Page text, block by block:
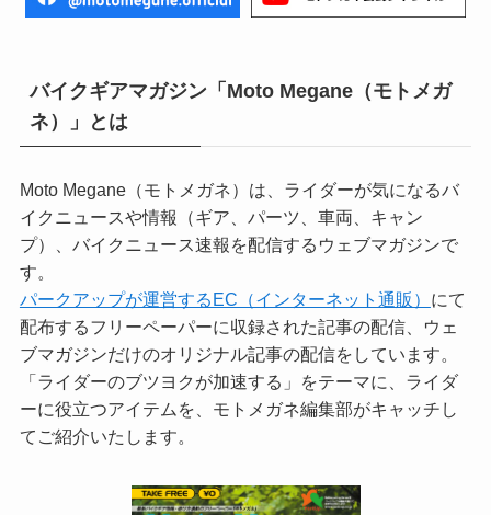
バイクギアマガジン「Moto Megane（モトメガ
ネ）」とは
Moto Megane（モトメガネ）は、ライダーが気になるバ
イクニュースや情報（ギア、パーツ、車両、キャン
プ）、バイクニュース速報を配信するウェブマガジンで
す。
パークアップが運営するEC（インターネット通販） にて
配布するフリーペーパーに収録された記事の配信、ウェ
ブマガジンだけのオリジナル記事の配信をしています。
「ライダーのブツヨクが加速する」をテーマに、ライダ
ーに役立つアイテムを、モトメガネ編集部がキャッチし
てご紹介いたします。